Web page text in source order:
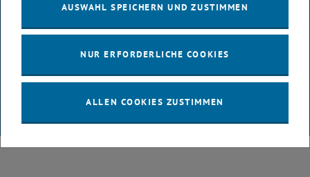
© TU Wien# 65814
DATENSCHUTZERKLÄRUNG (PDF)
COOKIEEINSTELLUNGEN
AUSWAHL SPEICHERN UND ZUSTIMMEN
NUR ERFORDERLICHE COOKIES
ALLEN COOKIES ZUSTIMMEN